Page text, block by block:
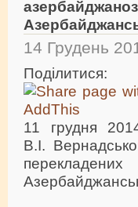
14 Грудень
Поділитися:
11 грудня
В.І.